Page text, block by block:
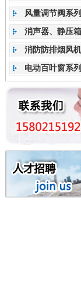
风量调节阀系列
消声器、静压
消防防排烟风
电动百叶窗系列